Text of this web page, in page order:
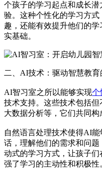
个孩子的学习起点和成长
验。这种个性化的学习方
趣，还能有效提升他们的
实基础。
二、AI技术：驱动智慧教
AI智习室之所以能够实现个
技术支持。这些技术包括但
大数据分析等，它们共同构
自然语言处理技术使得AI
话，理解他们的需求和问
动式的学习方式，让孩子
强了学习的主动性和积极性